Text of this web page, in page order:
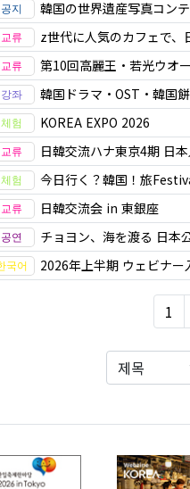
韓国の世界遺産写真コン
z世代に人気のカフェで、
第10回高麗王・若光ウオ
韓国ドラマ・OST・韓国
KOREA EXPO 2026
日韓交流ハナ東京4期 日
今日行く？韓国！旅
日韓交流会 in 東銀座
チョヨン、海を渡る 日本
2026年上半期 ウェビナー
1